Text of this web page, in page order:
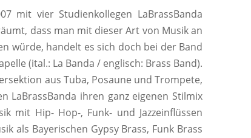
mit vier Studienkollegen LaBrassBanda
dass man mit dieser Art von Musik an
würde, handelt es sich doch bei der Band
(ital.: La Banda / englisch: Brass Band).
aus Tuba, Posaune und Trompete,
LaBrassBanda ihren ganz eigenen Stilmix
mit Hip- Hop-, Funk- und Jazzeinflüssen
als Bayerischen Gypsy Brass, Funk Brass